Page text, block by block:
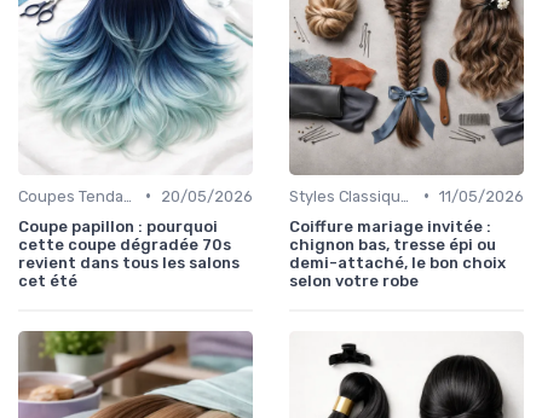
•
20/05/2026
Coupe papillon : pourquoi
cette coupe dégradée 70s
revient dans tous les salons
cet été
• 11/05/2026
Coiffure mariage invitée :
chignon bas, tresse épi ou
demi-attaché, le bon choix
selon votre robe